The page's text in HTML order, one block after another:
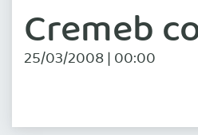
Cremeb
25/03/2008 | 00:00